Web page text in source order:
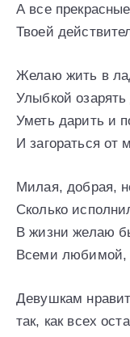
А все
Твоей
Желаю жить в
Улыбкой
Уметь дарить и
И загораться от
Милая, добрая,
Сколько
В жизни желаю
Всеми любимой,
Девушкам
так, как всех